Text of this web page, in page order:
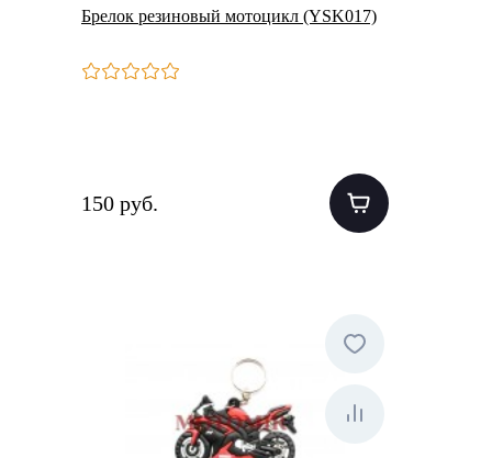
Брелок резиновый мотоцикл (YSK017)
150 руб.